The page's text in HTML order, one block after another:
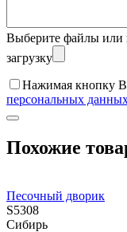
Выберите файлы или
загрузку
Нажимая кнопку
персональных
Похожие
Песочный дворик
S5308
Сибирь